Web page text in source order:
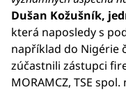
Dušan Kožušník,
která naposledy s
například do Nigérie
zúčastnili zástupci
MORAMCZ, TSE